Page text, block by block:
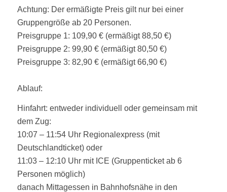
Achtung: Der ermäßigte Preis gilt nur bei einer
Gruppengröße ab 20 Personen.
Preisgruppe 1: 109,90 € (ermäßigt 88,50 €)
Preisgruppe 2: 99,90 € (ermäßigt 80,50 €)
Preisgruppe 3: 82,90 € (ermäßigt 66,90 €)
Ablauf:
Hinfahrt: entweder individuell oder gemeinsam mit
dem Zug:
10:07 – 11:54 Uhr Regionalexpress (mit
Deutschlandticket) oder
11:03 – 12:10 Uhr mit ICE (Gruppenticket ab 6
Personen möglich)
danach Mittagessen in Bahnhofsnähe in den